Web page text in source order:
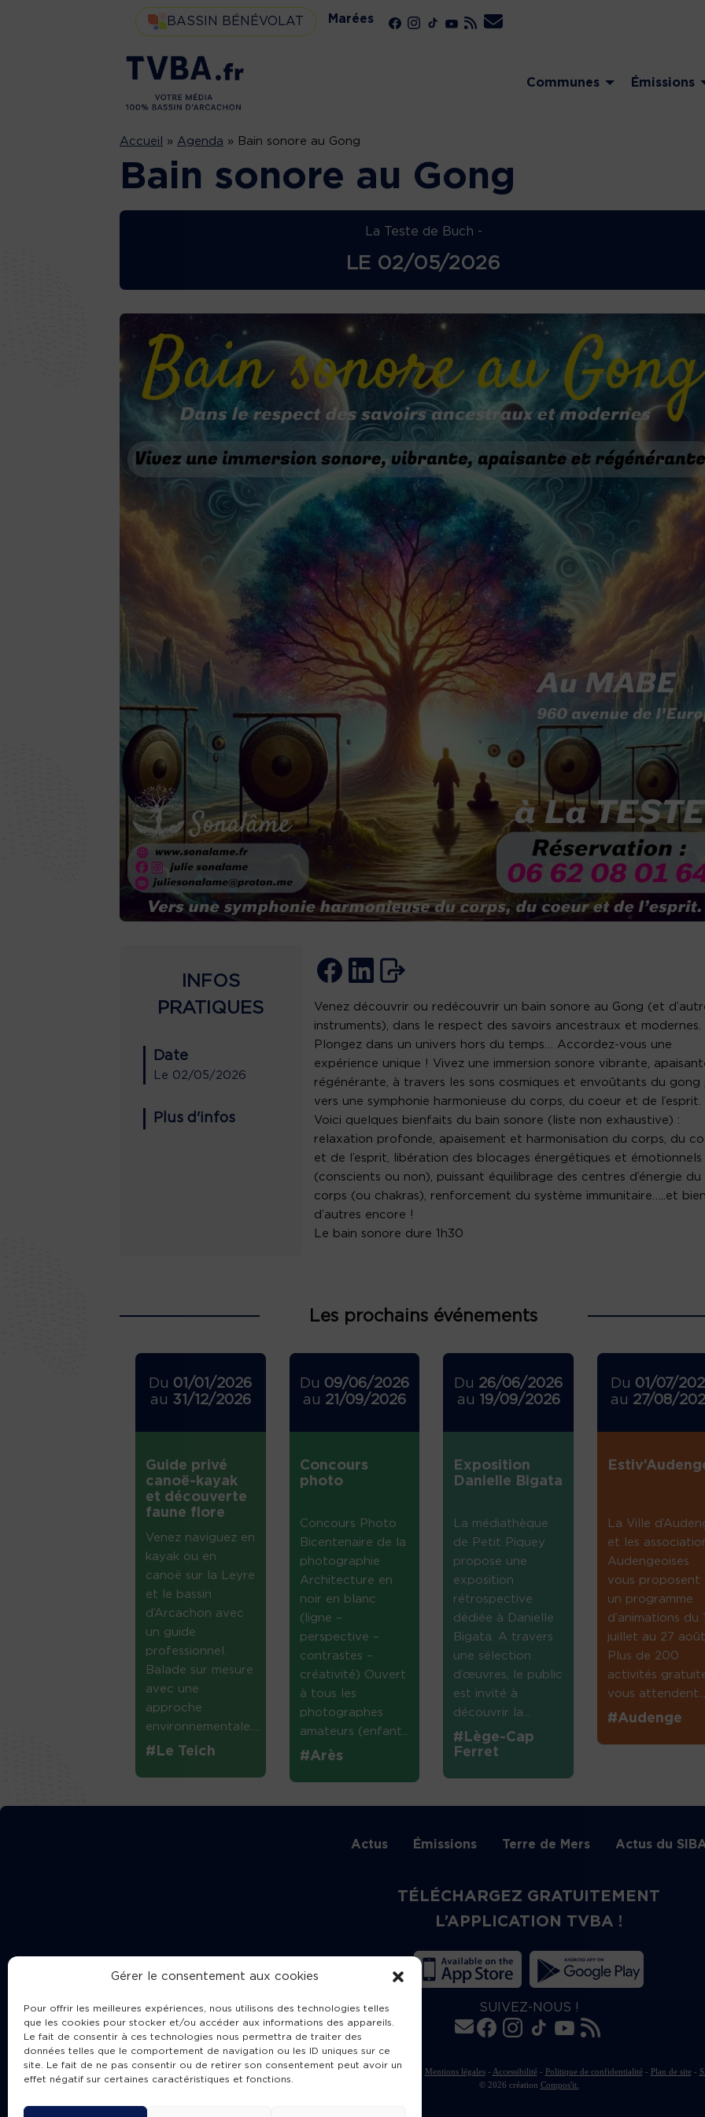
Gérer le consentement aux cookies
Pour offrir les meilleures expériences, nous utilisons des technologies telles
que les cookies pour stocker et/ou accéder aux informations des appareils.
Le fait de consentir à ces technologies nous permettra de traiter des
données telles que le comportement de navigation ou les ID uniques sur ce
site. Le fait de ne pas consentir ou de retirer son consentement peut avoir un
effet négatif sur certaines caractéristiques et fonctions.
BASSIN BÉNÉVOLAT Marées
Communes Émissions
Accueil » Agenda » Bain sonore au Gong
Bain sonore au Gong
La Teste de Buch -
LE 02/05/2026
INFOS
PRATIQUES
Date
Le 02/05/2026
Plus d'infos
Venez découvrir ou redécouvrir un bain sonore au Gong (et
instruments), dans le respect des savoirs ancestraux et modernes.
Plongez dans un univers hors du temps… Accordez-vous une
expérience unique ! Vivez une immersion sonore vibrante,
régénérante, à travers les sons cosmiques et envoûtants du gong
vers une symphonie harmonieuse du corps, du coeur et de l’esprit.
Voici quelques bienfaits du bain sonore (liste non exhaustive) :
relaxation profonde, apaisement et harmonisation du corps, du
et de l’esprit, libération des blocages énergétiques et émotionnels
(conscients ou non), puissant équilibrage des centres d’énergie du
corps (ou chakras), renforcement du système immunitaire…..et
d’autres encore !
Le bain sonore dure 1h30
Les prochains événements
Du 01/01/2026
au 31/12/2026
Guide privé
canoë-kayak
et découverte
faune flore
Venez naviguez en
kayak ou en
canoë sur la Leyre
et le bassin
d’Arcachon avec
un guide
professionnel.
Balade sur mesure
avec une
approche
environnementale....
#Le Teich
Du 09/06/2026
au 21/09/2026
Concours
photo
Concours Photo
Bicentenaire de la
photographie
Architecture en
noir en blanc
(ligne –
perspective –
contrastes –
créativité) Ouvert
à tous les
photographes
amateurs (enfant...
#Arès
Du 26/06/2026
au 19/09/2026
Exposition
Danielle Bigata
La médiathèque
de Petit Piquey
propose une
exposition
rétrospective
dédiée à Danielle
Bigata. A travers
une sélection
d’œuvres, le public
est invité à
découvrir la...
#Lège-Cap
Ferret
Du 01/07/
au 27/08/
La Ville
et les
Audengeoises
vous proposent
un programme
d’animations du
juillet au 27
Plus de 200
activités
vous
#Audenge
Actus Émissions Terre de Mers Actus du
TÉLÉCHARGEZ GRATUITEMENT
L’APPLICATION TVBA !
SUIVEZ-NOUS !
Charte de publication Mentions légales- Accessibilité- Politique de confidentialité- Plan de site-
© 2026 création Compos'it.